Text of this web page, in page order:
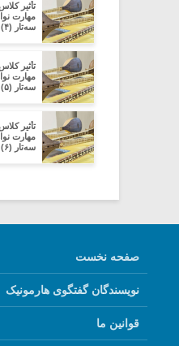
تأثیر
مهارت
سه‌تار (۴)
تأثیر
مهارت
سه‌تار (۵)
تأثیر
مهارت
سه‌تار (۶)
صفحه نخست
نویسندگان گفتگوی هارمونیک
قوانین ما